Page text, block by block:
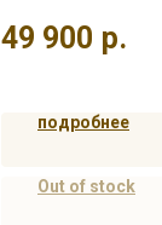
49 900 р.
подробнее
Out of stock